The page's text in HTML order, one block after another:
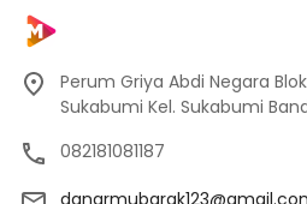
Perum Griya Abdi Negara Blok
Sukabumi Kel. Sukabumi
082181081187